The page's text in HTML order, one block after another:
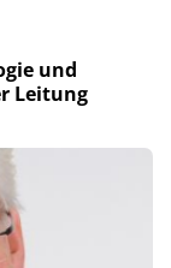
und
Leitung